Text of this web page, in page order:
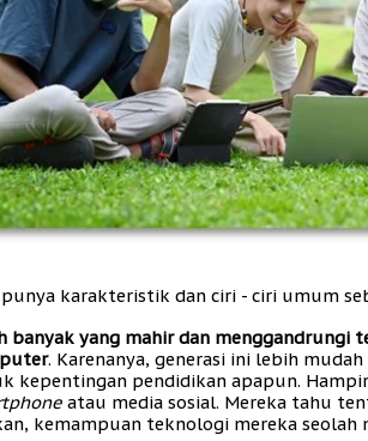
punya karakteristik dan ciri - ciri umum
banyak yang mahir dan menggandrungi
. Karenanya, generasi ini lebih
kepentingan pendidikan apapun.
atau media sosial. Mereka tahu
kemampuan teknologi mereka seolah